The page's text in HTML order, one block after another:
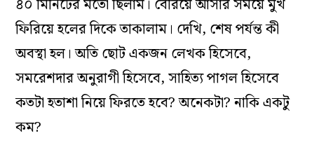
৪০ মিনিটের মতো ছিলাম। বেরিয়ে আসার সময়ে মুখ
ফিরিয়ে হলের দিকে তাকালাম। দেখি, শেষ পর্যন্ত কী
অবস্থা হল। অতি ছোট একজন লেখক হিসেবে,
সমরেশদার অনুরাগী হিসেবে, সাহিত্য পাগল হিসেবে
কতটা হতাশা নিয়ে ফিরতে হবে?‌ অনেকটা?‌ নাকি একটু
কম?‌